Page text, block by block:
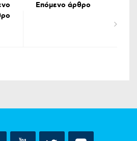
Επόμενο άρθρο